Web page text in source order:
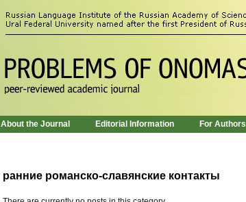
About the Journal Editorial Information For Authors
ранние романско-славянские контакты